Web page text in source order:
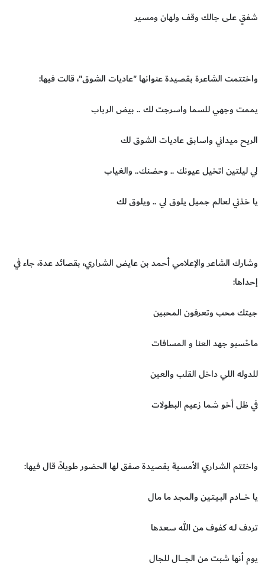
شفقٍ على جالك وقف ولهان ومسير
واختتمت الشاعرة بقصيدة عنوانها "عاديات الشوق"، قالت فيها:
يممت وجهي للسما واسرجت لك .. بيض الرباب
الريح ميداني واسابق عاديات الشوق لك
لي ليلتين اتخيل عيونك .. وحضنك.. والغياب
يا خذني لعالم جميل يلوق لي .. ويلوق لك
وشارك الشاعر والإعلامي أحمد بن عايض الشراري، بقصائد عدة، جاء في
إحداها:
‫جيتك محب وتعرفون المحبين
‫ماحْسبو جهد العنا و المسافات
‫للدوله اللي داخل القلب والعين
‫في ظل أخو شما زعيم البطولات
واختتم الشراري الأمسية بقصيدة صفق لها الحضور طويلاً، قال فيها:
يا خــــــادم البـيـتـيـن والمجد ما مال
تردف لــه كفوف من الله سعدها
يوم أنها شبت من الجـــــــال للجال